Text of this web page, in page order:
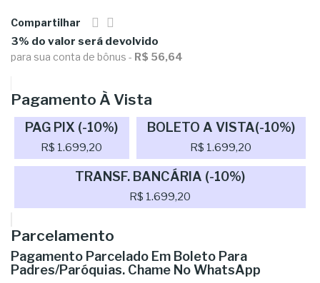
Compartilhar
3% do valor será devolvido
para sua conta de bônus - R$ 56,64
Pagamento À Vista
PAG PIX (-10%)
R$ 1.699,20
BOLETO A VISTA(-10%)
R$ 1.699,20
TRANSF. BANCÁRIA (-10%)
R$ 1.699,20
Parcelamento
Pagamento Parcelado Em Boleto Para
Padres/Paróquias. Chame No WhatsApp